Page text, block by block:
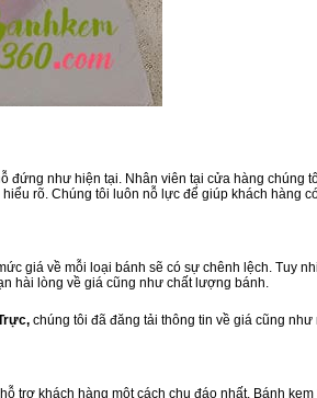
đứng như hiện tại. Nhân viên tại cửa hàng chúng
rõ. Chúng tôi luôn nỗ lực để giúp khách hàng
giá về mỗi loại bánh sẽ có sự chênh lệch. Tuy
hài lòng về giá cũng như chất lượng bánh.
chúng tôi đã đăng tải thông tin về giá cũng
trợ khách hàng một cách chu đáo nhất. Bánh